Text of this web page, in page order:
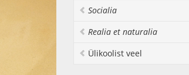
Socialia
Realia et naturalia
Ülikoolist veel